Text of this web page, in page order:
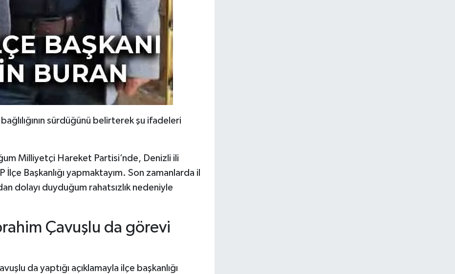
sürdüğünü belirterek şu ifadeleri
Milliyetçi Hareket Partisi’nde, Denizli ili
Başkanlığı yapmaktayım. Son zamanlarda il
dolayı duyduğum rahatsızlık nedeniyle
Çavuşlu da görevi
da yaptığı açıklamayla ilçe başkanlığı